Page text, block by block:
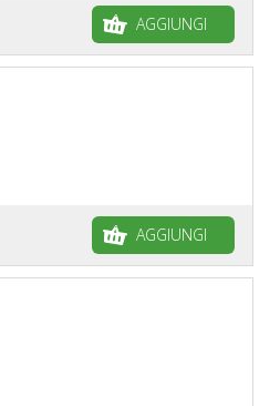
AGGIUNGI
AGGIUNGI